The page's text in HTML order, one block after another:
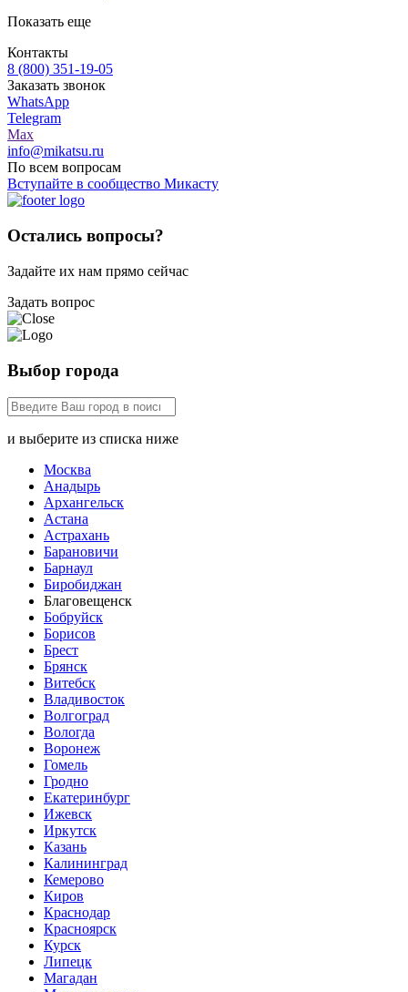
Показать еще
Контакты
8 (800) 351-19-05
Заказать звонок
WhatsApp
Telegram
Max
info@mikatsu.ru
По всем вопросам
Вступайте в сообщество Микасту
Остались вопросы?
Задайте их нам прямо сейчас
Задать вопрос
Выбор города
и выберите из списка ниже
Москва
Анадырь
Архангельск
Астана
Астрахань
Барановичи
Барнаул
Биробиджан
Благовещенск
Бобруйск
Борисов
Брест
Брянск
Витебск
Владивосток
Волгоград
Вологда
Воронеж
Гомель
Гродно
Екатеринбург
Ижевск
Иркутск
Казань
Калининград
Кемерово
Киров
Краснодар
Красноярск
Курск
Липецк
Магадан